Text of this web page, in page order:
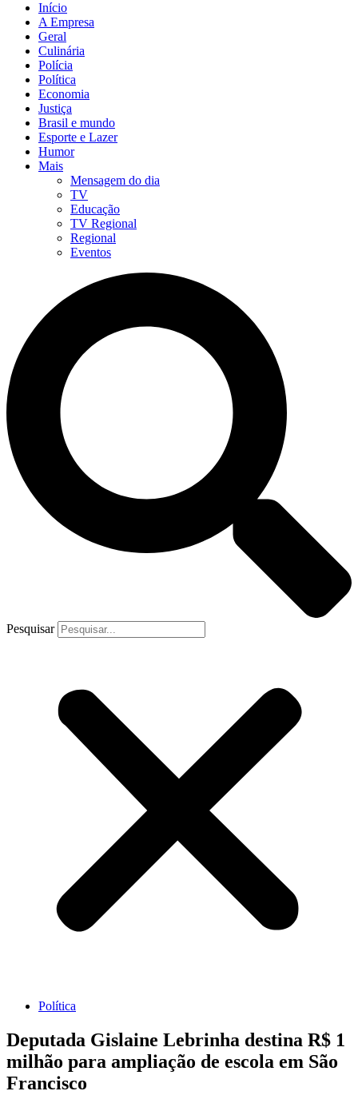
Início
A Empresa
Geral
Culinária
Polícia
Política
Economia
Justiça
Brasil e mundo
Esporte e Lazer
Humor
Mais
Mensagem do dia
TV
Educação
TV Regional
Regional
Eventos
Pesquisar
Política
Deputada Gislaine Lebrinha destina R$ 1
milhão para ampliação de escola em São
Francisco